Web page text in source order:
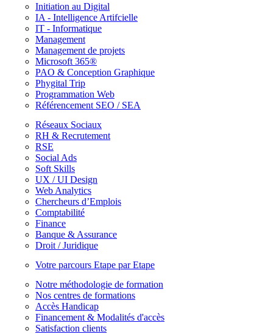
Initiation au Digital
IA - Intelligence Artifcielle
IT - Informatique
Management
Management de projets
Microsoft 365®
PAO & Conception Graphique
Phygital Trip
Programmation Web
Référencement SEO / SEA
Réseaux Sociaux
RH & Recrutement
RSE
Social Ads
Soft Skills
UX / UI Design
Web Analytics
Chercheurs d’Emplois
Comptabilité
Finance
Banque & Assurance
Droit / Juridique
Votre parcours Etape par Etape
Notre méthodologie de formation
Nos centres de formations
Accès Handicap
Financement & Modalités d'accès
Satisfaction clients